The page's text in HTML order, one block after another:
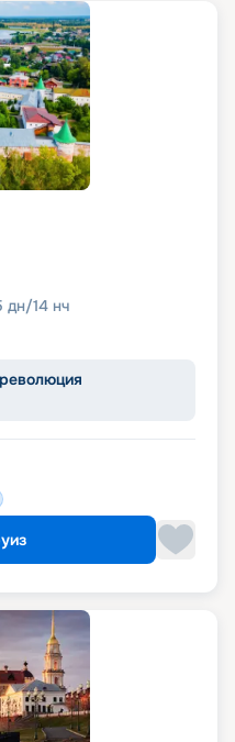
дн/14 нч